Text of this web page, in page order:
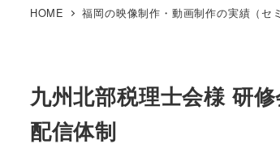
HOME 福岡の映像制作・動画制作の実績（セ
九州北部税理士会様 研
配信体制